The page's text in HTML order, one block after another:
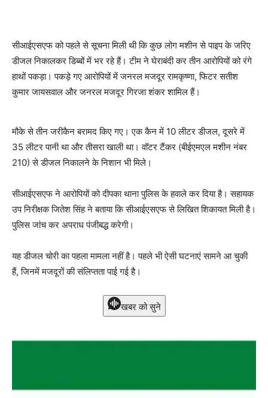
सीआईएसएफ को पहले से सूचना मिली थी कि कुछ लोग मशीन से पाइप के जरिए
डीजल निकालकर डिब्बों में भर रहे हैं। टीम ने घेराबंदी कर तीन आरोपियों को रंगे
हाथों पकड़ा। पकड़े गए आरोपियों में जनरल मजदूर रामकृष्णा, फिटर सतीश
कुमार जायसवाल और जनरल मजदूर गिरजा शंकर शामिल हैं।
मौके से तीन जरीकैन बरामद किए गए। एक कैन में 10 लीटर डीजल, दूसरे में
35 लीटर पानी था और तीसरा खाली था। वॉटर टैंकर (बीईएमएल मशीन नंबर
210) से डीजल निकालने के निशान भी मिले।
सीआईएसएफ ने आरोपियों को दीपका थाना पुलिस के हवाले कर दिया है। सहायक
उप निरीक्षक जितेश सिंह ने बताया कि सीआईएसएफ से लिखित शिकायत मिली है।
पुलिस जांच कर अपराध पंजीबद्ध करेगी।
यह डीजल चोरी का पहला मामला नहीं है। पहले भी ऐसी घटनाएं सामने आ चुकी
हैं, जिनमें मजदूरों की संलिप्तता पाई गई है।
खबर को सुने